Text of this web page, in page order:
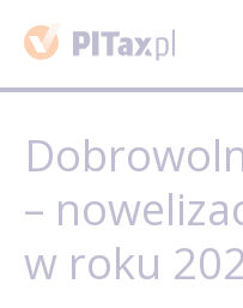
–
w roku